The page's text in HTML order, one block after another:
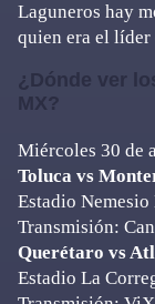
Laguneros hay
quien era el líder
¿Dónde ver
MX?
Miércoles 30 de
Toluca vs
Estadio
Transmisión:
Querétaro vs
Estadio La